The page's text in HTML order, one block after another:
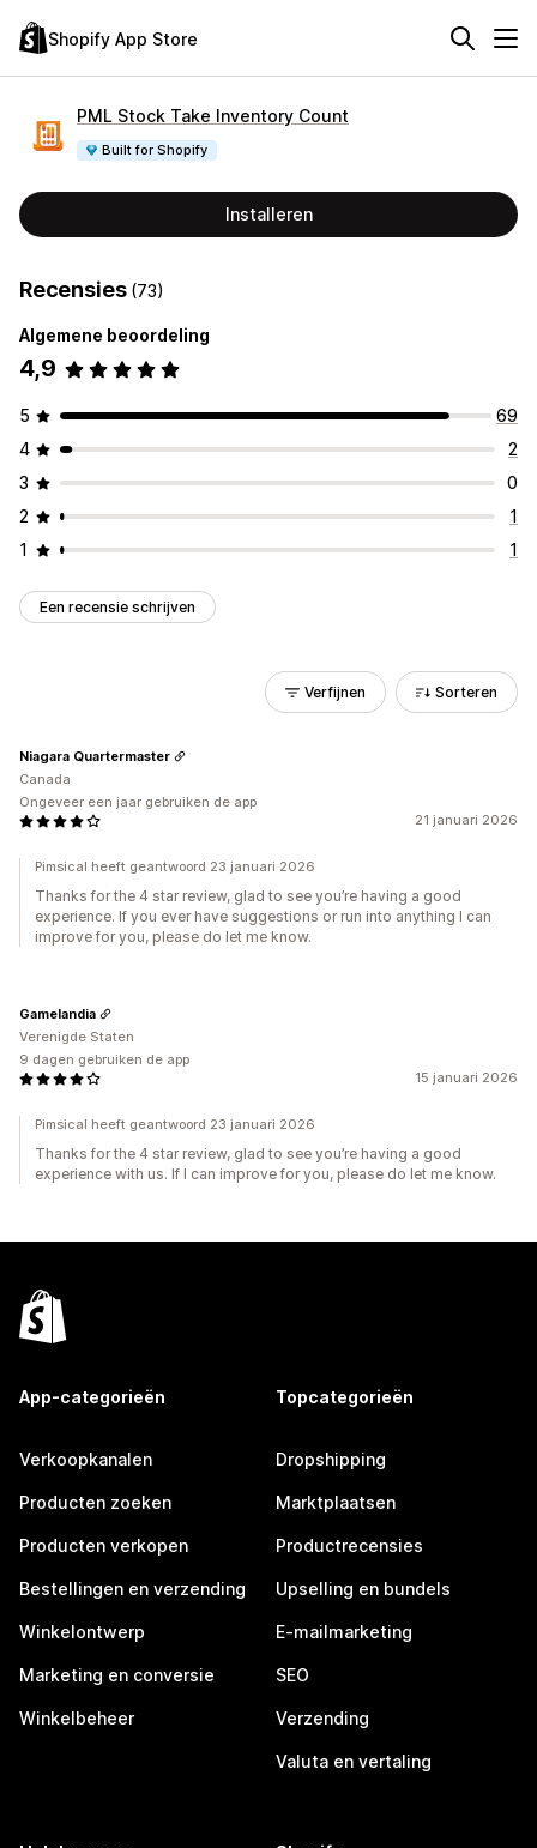
Shopify App Store
PML Stock Take Inventory Count
Built for Shopify
Installeren
Recensies (73)
Algemene beoordeling
4,9
5
69
4
2
3
0
2
1
1
1
Een recensie schrijven
Verfijnen Sorteren
21 januari 2026
Niagara Quartermaster
Canada
Ongeveer een jaar gebruiken de app
Pimsical heeft geantwoord 23 januari 2026
Thanks for the 4 star review, glad to see you’re having a good
experience. If you ever have suggestions or run into anything I can
improve for you, please do let me know.
15 januari 2026
Gamelandia
Verenigde Staten
9 dagen gebruiken de app
Pimsical heeft geantwoord 23 januari 2026
Thanks for the 4 star review, glad to see you’re having a good
experience with us. If I can improve for you, please do let me know.
App-categorieën
Verkoopkanalen
Producten zoeken
Producten verkopen
Bestellingen en verzending
Winkelontwerp
Marketing en conversie
Winkelbeheer
Topcategorieën
Dropshipping
Marktplaatsen
Productrecensies
Upselling en bundels
E-mailmarketing
SEO
Verzending
Valuta en vertaling